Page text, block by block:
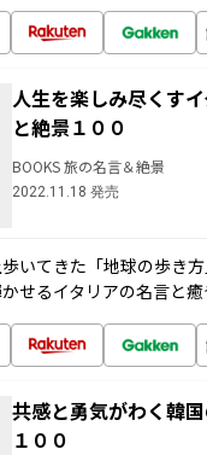
人生を楽しみ尽くす
と絶景１００
BOOKS 旅の名言＆絶景
2022.11.18 発売
いてきた「地球の歩き
せるイタリアの名言と
共感と勇気がわく韓
１００